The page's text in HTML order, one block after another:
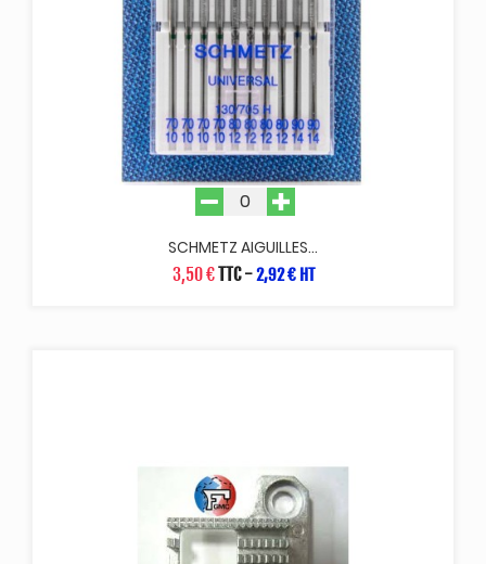
SCHMETZ AIGUILLES...
3,50 €TTC-2,92 € HT